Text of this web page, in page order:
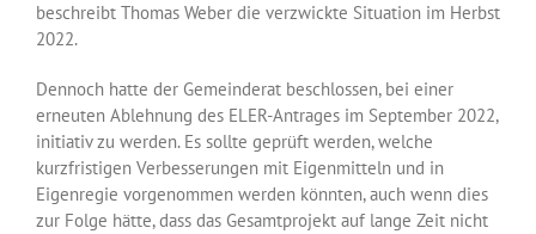
beschreibt Thomas Weber die verzwickte Situation im Herbst
2022.
Dennoch hatte der Gemeinderat beschlossen, bei einer
erneuten Ablehnung des ELER-Antrages im September 2022,
initiativ zu werden. Es sollte geprüft werden, welche
kurzfristigen Verbesserungen mit Eigenmitteln und in
Eigenregie vorgenommen werden könnten, auch wenn dies
zur Folge hätte, dass das Gesamtprojekt auf lange Zeit nicht